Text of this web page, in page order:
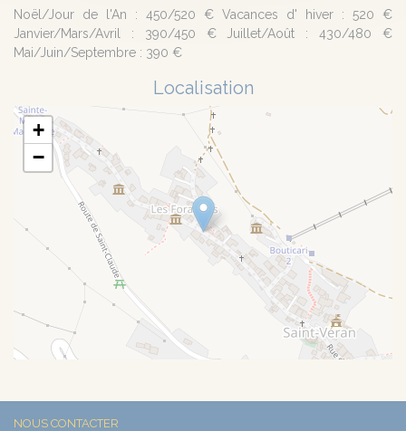
Noël/Jour de l'An : 450/520 € Vacances d' hiver : 520 €
Janvier/Mars/Avril : 390/450 € Juillet/Août : 430/480 €
Mai/Juin/Septembre : 390 €
Localisation
+
−
NOUS CONTACTER